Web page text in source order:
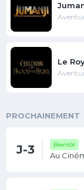
Le
PROCHAINEMENT
J-3 Bientôt
Au